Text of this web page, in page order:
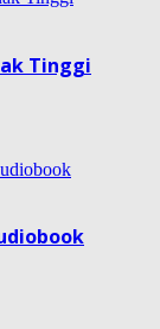
Tinggi